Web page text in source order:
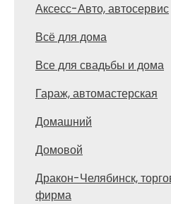
Аксесс-Авто, автосервис
Всё для дома
Все для свадьбы и дома
Гараж, автомастерская
Домашний
Домовой
Дракон-Челябинск,
фирма